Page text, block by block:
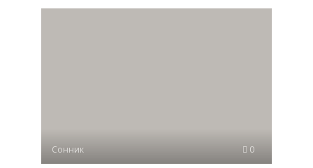
Сонник 0